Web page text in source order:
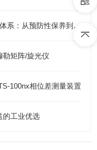
武藏ML-6000X气动式点胶机维护体系：从预防性保养到智能运维
勒矩阵/旋光仪
100nx相位差测量装置
的工业优选